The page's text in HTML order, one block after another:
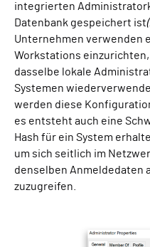
integrierten
Datenbank gespeichert ist
Unternehmen verwenden
Workstations
dasselbe lokale
Systemen
werden diese
es entsteht auch eine
Hash für ein System
um sich seitlich im
denselben Anmeldedaten
zuzugreifen.